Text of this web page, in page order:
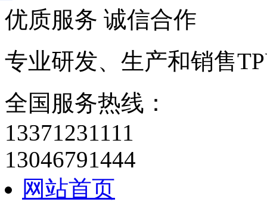
优质服务 诚信合作
专业研发、生产和销售
全国服务热线：
13371231111
13046791444
网站首页